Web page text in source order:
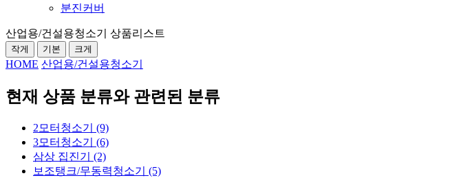
분진커버
산업용/건설용청소기 상품리스트
작게 기본 크게
HOME 산업용/건설용청소기
현재 상품 분류와 관련된 분류
2모터청소기 (9)
3모터청소기 (6)
삼상 집진기 (2)
보조탱크/무동력청소기 (5)